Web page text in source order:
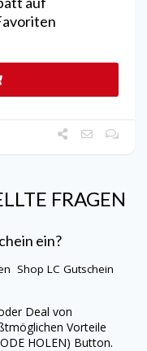
FRAGEN
ein?
Shop LC Gutschein
Deal von
Vorteile
HOLEN) Button.